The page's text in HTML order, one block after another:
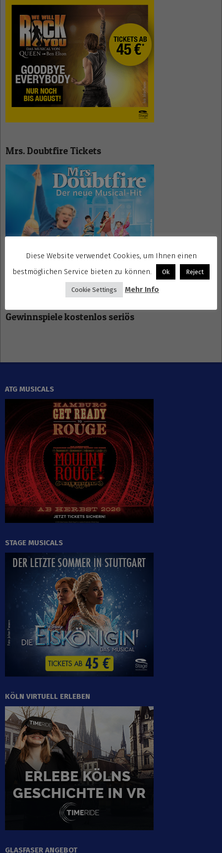
Mrs. Doubtfire Tickets
Gewinnspiele kostenlos seriös
ATG MUSICALS
STAGE MUSICALS
KÖLN VIRTUELL ERLEBEN
GLASFASER ANGEBOT
Diese Website verwendet Cookies, um Ihnen einen
bestmöglichen Service bieten zu können.
Ok Reject
Cookie Settings Mehr Info